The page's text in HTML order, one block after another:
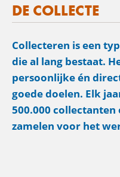
DE COLLECTE
Collecteren is een
die al lang bestaat.
persoonlijke én
goede doelen. Elk
500.000
zamelen voor het